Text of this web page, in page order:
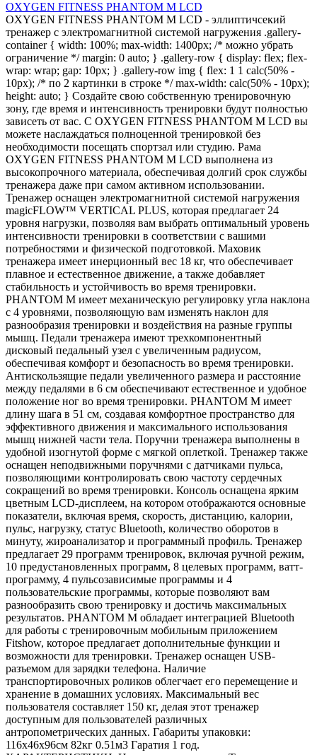
OXYGEN FITNESS PHANTOM M LCD
OXYGEN FITNESS PHANTOM M LCD - эллиптичсекий
тренажер с электромагнитной системой нагружения .gallery-
container { width: 100%; max-width: 1400px; /* можно убрать
ограничение */ margin: 0 auto; } .gallery-row { display: flex; flex-
wrap: wrap; gap: 10px; } .gallery-row img { flex: 1 1 calc(50% -
10px); /* по 2 картинки в строке */ max-width: calc(50% - 10px);
height: auto; } Создайте свою собственную тренировочную
зону, где время и интенсивность тренировки будут полностью
зависеть от вас. С OXYGEN FITNESS PHANTOM M LCD вы
можете наслаждаться полноценной тренировкой без
необходимости посещать спортзал или студию. Рама
OXYGEN FITNESS PHANTOM M LCD выполнена из
высокопрочного материала, обеспечивая долгий срок службы
тренажера даже при самом активном использовании.
Тренажер оснащен электромагнитной системой нагружения
magicFLOW™ VERTICAL PLUS, которая предлагает 24
уровня нагрузки, позволяя вам выбрать оптимальный уровень
интенсивности тренировки в соответствии с вашими
потребностями и физической подготовкой. Маховик
тренажера имеет инерционный вес 18 кг, что обеспечивает
плавное и естественное движение, а также добавляет
стабильность и устойчивость во время тренировки.
PHANTOM M имеет механическую регулировку угла наклона
с 4 уровнями, позволяющую вам изменять наклон для
разнообразия тренировки и воздействия на разные группы
мышц. Педали тренажера имеют трехкомпонентный
дисковый педальный узел с увеличенным радиусом,
обеспечивая комфорт и безопасность во время тренировки.
Антискользящие педали увеличенного размера и расстояние
между педалями в 6 см обеспечивают естественное и удобное
положение ног во время тренировки. PHANTOM M имеет
длину шага в 51 см, создавая комфортное пространство для
эффективного движения и максимального использования
мышц нижней части тела. Поручни тренажера выполнены в
удобной изогнутой форме с мягкой оплеткой. Тренажер также
оснащен неподвижными поручнями с датчиками пульса,
позволяющими контролировать свою частоту сердечных
сокращений во время тренировки. Консоль оснащена ярким
цветным LCD-дисплеем, на котором отображаются основные
показатели, включая время, скорость, дистанцию, калории,
пульс, нагрузку, статус Bluetooth, количество оборотов в
минуту, жироанализатор и программный профиль. Тренажер
предлагает 29 программ тренировок, включая ручной режим,
10 предустановленных программ, 8 целевых программ, ватт-
программу, 4 пульсозависимые программы и 4
пользовательские программы, которые позволяют вам
разнообразить свою тренировку и достичь максимальных
результатов. PHANTOM M обладает интеграцией Bluetooth
для работы с тренировочным мобильным приложением
Fitshow, которое предлагает дополнительные функции и
возможности для тренировки. Тренажер оснащен USB-
разъемом для зарядки телефона. Наличие
транспортировочных роликов облегчает его перемещение и
хранение в домашних условиях. Максимальный вес
пользователя составляет 150 кг, делая этот тренажер
доступным для пользователей различных
антропометрических данных. Габариты упаковки:
116х46х96см 82кг 0.51м3 Гаратия 1 год.